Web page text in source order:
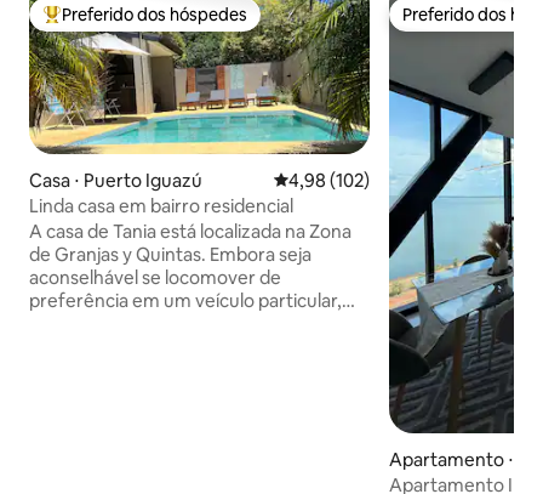
Entre os melhores preferidos dos hóspedes
Preferido dos hóspedes
Casa ⋅ Puerto Iguazú 4,98 de uma avaliação média de
4,98 (102)
Linda casa em bairro residencial
A casa de Tania está localizada na Zona
de Granjas y Quintas. Embora seja
aconselhável se locomover de
preferência em um veículo particular,
Preferido dos
Preferido dos
Apartamento ⋅
Apartamento